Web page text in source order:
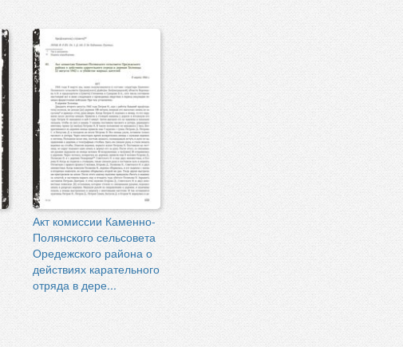
Акт комиссии Каменно-
Полянского сельсовета
Оредежского района о
действиях карательного
отряда в дере...